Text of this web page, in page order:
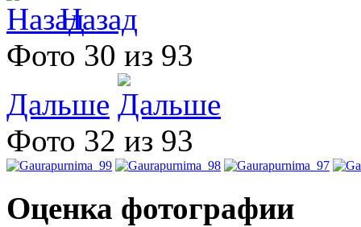
Назад
Фото 30 из 93
Дальше
Фото 32 из 93
Оценка фотографии